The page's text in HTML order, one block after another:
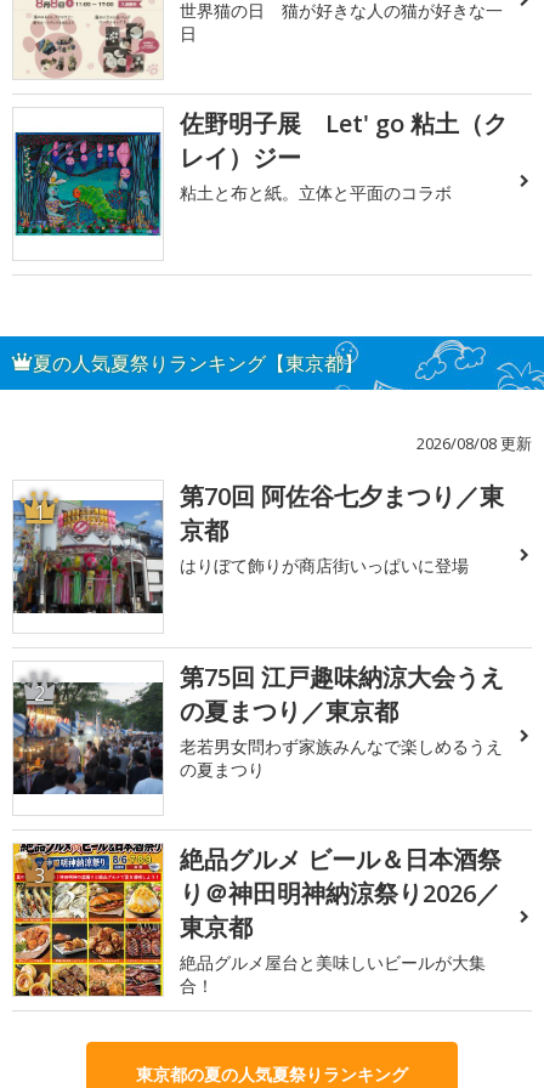
世界猫の日 猫が好きな人の猫が好きな一
日
佐野明子展 Let' go 粘土（ク
レイ）ジー
粘土と布と紙。立体と平面のコラボ
夏の人気夏祭りランキング【東京都】
2026/08/08 更新
1
第70回 阿佐谷七夕まつり／東
京都
はりぼて飾りが商店街いっぱいに登場
2
第75回 江戸趣味納涼大会うえ
の夏まつり／東京都
老若男女問わず家族みんなで楽しめるうえ
の夏まつり
3
絶品グルメ ビール＆日本酒祭
り＠神田明神納涼祭り2026／
東京都
絶品グルメ屋台と美味しいビールが大集
合！
東京都の夏の人気夏祭りランキング